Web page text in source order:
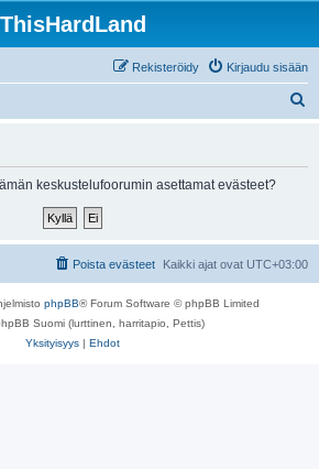
ThisHardLand
Kirjaudu sisään
Rekisteröidy
keskustelufoorumin asettamat evästeet?
Kaikki ajat ovat UTC+03:00
Poista evästeet
phpBB® Forum Software © phpBB Limited
Suomi (lurttinen, harritapio, Pettis)
Yksityisyys | Ehdot